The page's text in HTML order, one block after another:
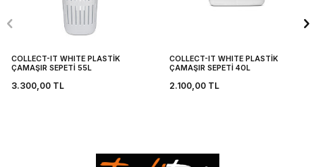
COLLECT-IT WHITE PLASTİK
ÇAMAŞIR SEPETİ 55L
3.300,00 TL
COLLECT-IT WHITE PLASTİK
ÇAMAŞIR SEPETİ 40L
2.100,00TL